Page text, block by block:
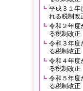
平成３１年
れる税制改
令和２年度
る税制改正
令和３年度
る税制改正
令和４年度
る税制改正
令和５年度
る税制改正